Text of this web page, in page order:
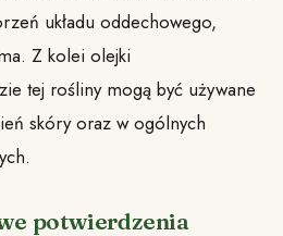
układu oddechowego,
Z kolei olejki
tej rośliny mogą być używane
skóry oraz w ogólnych
potwierdzenia